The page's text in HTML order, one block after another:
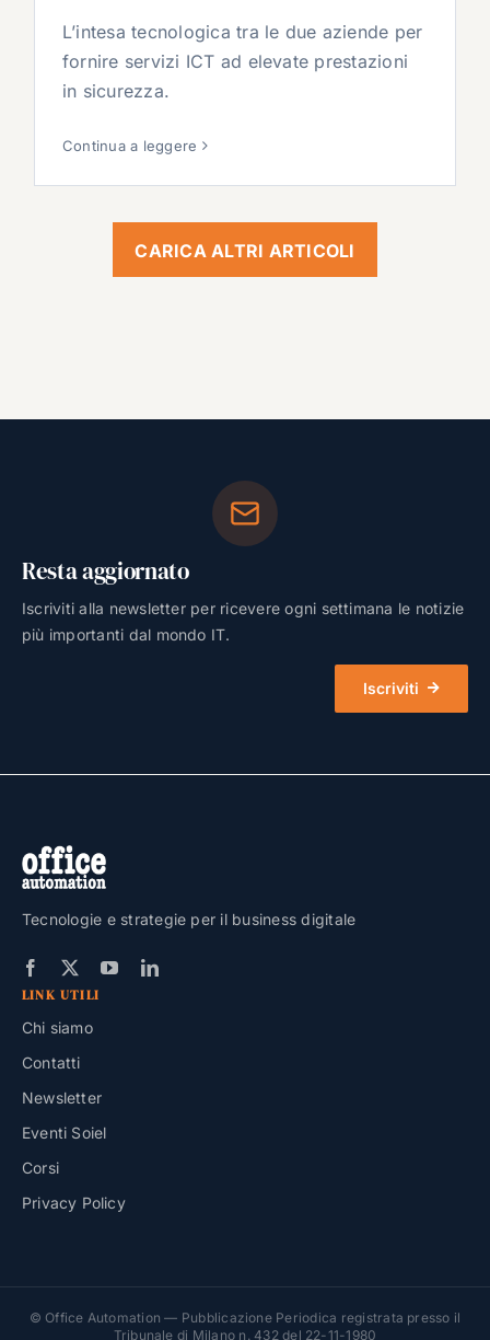
L’intesa tecnologica tra le due aziende per
fornire servizi ICT ad elevate prestazioni
in sicurezza.
Continua a leggere
CARICA ALTRI ARTICOLI
Resta aggiornato
Iscriviti alla newsletter per ricevere ogni settimana le notizie
più importanti dal mondo IT.
Iscriviti
Tecnologie e strategie per il business digitale
LINK UTILI
Chi siamo
Contatti
Newsletter
Eventi Soiel
Corsi
Privacy Policy
© Office Automation — Pubblicazione Periodica registrata presso il
Tribunale di Milano n. 432 del 22-11-1980